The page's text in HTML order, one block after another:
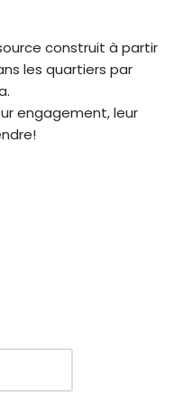
construit à partir
les quartiers par
engagement, leur